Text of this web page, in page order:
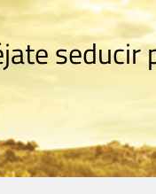
seducir